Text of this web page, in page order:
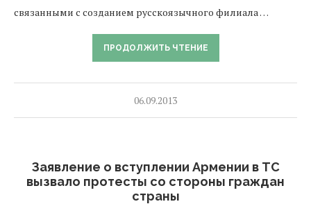
связанными с созданием русскоязычного филиала …
ПРОДОЛЖИТЬ ЧТЕНИЕ
06.09.2013
Заявление о вступлении Армении в ТС
вызвало протесты со стороны граждан
страны